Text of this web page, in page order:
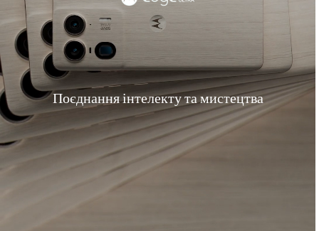
Поєднання інтелекту та мистецтва